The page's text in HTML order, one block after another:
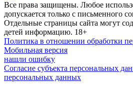
Все права защищены. Любое
допускается только с письменного
Отдельные страницы сайта могут
детей информацию. 18+
Политика в отношении обработки
Мобильная версия
нашли ошибку
Согласие субъекта персональных
персональных данных